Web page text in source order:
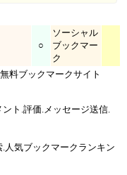
○
ソーシャル
ブックマー
ク
料ブックマークサイト
ト.評価.メッセージ送信.
人気ブックマークランキン